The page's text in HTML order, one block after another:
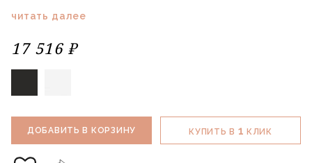
читать далее
17 516 ₽
ДОБАВИТЬ В КОРЗИНУ КУПИТЬ В 1 КЛИК